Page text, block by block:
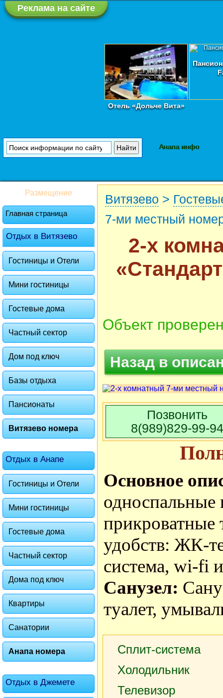
Реклама на сайте
Отель «Дольче Вита»
Анапа инфо
Размещение
Главная страница
Отдых в Витязево
Гостиницы и Отели
Мини гостиницы
Гостевые дома
Частный сектор
Дом под ключ
Базы отдыха
Пансионаты
Витязево номера
Отдых в Анапе
Гостиницы и Отели
Мини гостиницы
Гостевые дома
Частный сектор
Дома под ключ
Квартиры
Санатории
Анапа номера
Отдых в Джемете
Витязево >
7-ми местный
2-х
Объект
Назад в
Позвонить
8(989)829-99-94
Основное
односпальные
прикроватные
удобств: ЖК-
система, wi-fi
Санузел:
туалет,
Сплит-система
Холодильник
Телевизор